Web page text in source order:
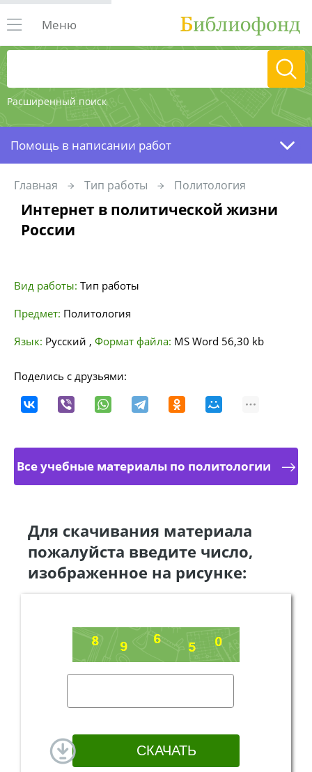
Расширенный поиск
Меню
Помощь в написании работ
Главная Тип работы Политология
Интернет в политической жизни
России
Вид работы: Тип работы
Предмет: Политология
Язык: Русский , Формат файла: MS Word 56,30 kb
Поделись с друзьями:
Все учебные материалы по политологии
Для скачивания материала
пожалуйста введите число,
изображенное на рисунке: